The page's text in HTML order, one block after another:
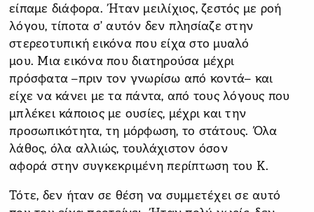
είπαμε διάφορα. Ήταν μειλίχιος, ζεστός με ροή
λόγου, τίποτα σ’ αυτόν δεν πλησίαζε στην
στερεοτυπική εικόνα που είχα στο μυαλό
μου. Μια εικόνα που διατηρούσα μέχρι
πρόσφατα –πριν τον γνωρίσω από κοντά– και
είχε να κάνει με τα πάντα, από τους λόγους που
μπλέκει κάποιος με ουσίες, μέχρι και την
προσωπικότητα, τη μόρφωση, το στάτους. Όλα
λάθος, όλα αλλιώς, τουλάχιστον όσον
αφορά στην συγκεκριμένη περίπτωση του Κ.
Τότε, δεν ήταν σε θέση να συμμετέχει σε αυτό